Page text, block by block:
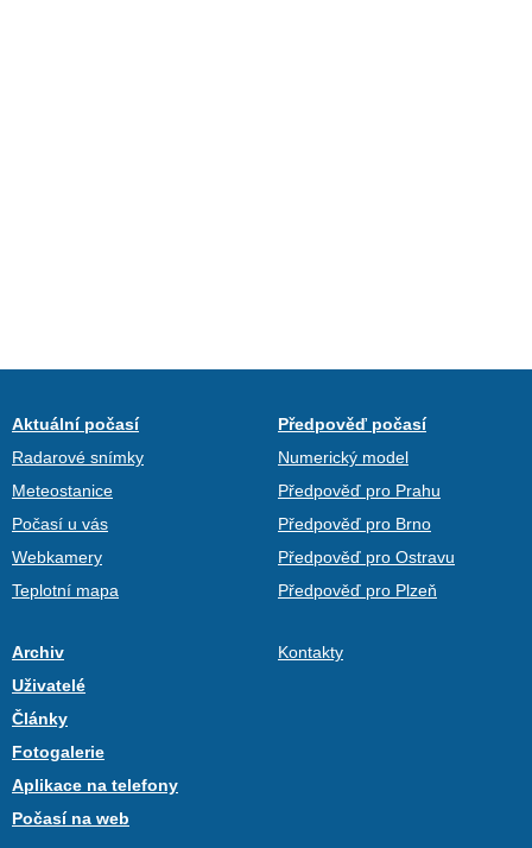
Aktuální počasí
Radarové snímky
Meteostanice
Počasí u vás
Webkamery
Teplotní mapa
Předpověď počasí
Numerický model
Předpověď pro Prahu
Předpověď pro Brno
Předpověď pro Ostravu
Předpověď pro Plzeň
Archiv
Uživatelé
Články
Fotogalerie
Aplikace na telefony
Počasí na web
Kontakty